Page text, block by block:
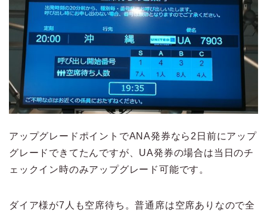
アップグレードポイントでANA発券なら2日前にアップ
グレードできてたんですが、UA発券の場合は当日のチ
ェックイン時のみアップグレード可能です。
ダイア様が7人も空席待ち。普通席は空席ありなので全